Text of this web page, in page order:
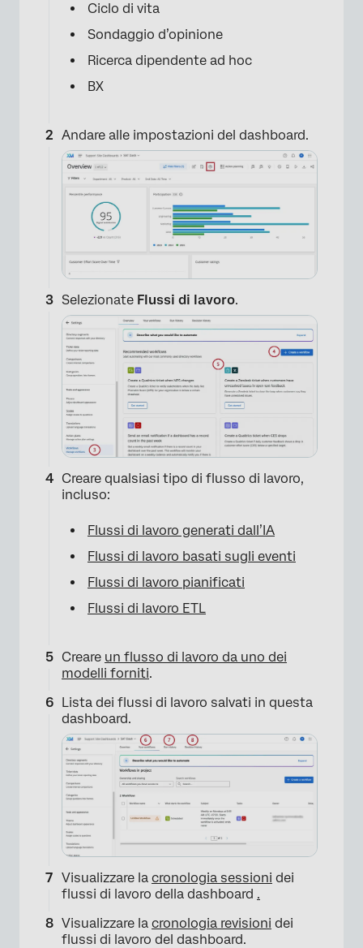
Ciclo di vita
Sondaggio d’opinione
Ricerca dipendente ad hoc
BX
Andare alle impostazioni del dashboard.
Selezionate Flussi di lavoro.
×
Creare qualsiasi tipo di flusso di lavoro,
incluso:
Flussi di lavoro generati dall’IA
Flussi di lavoro basati sugli eventi
Flussi di lavoro pianificati
Flussi di lavoro ETL
Creare un flusso di lavoro da uno dei
modelli forniti.
Lista dei flussi di lavoro salvati in questa
dashboard.
Visualizzare la cronologia sessioni dei
flussi di lavoro della dashboard .
Visualizzare la cronologia revisioni dei
flussi di lavoro del dashboard.